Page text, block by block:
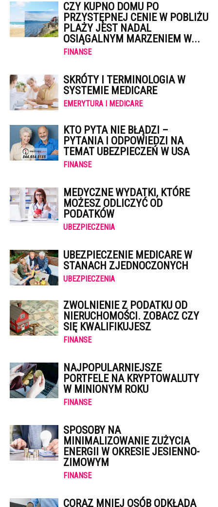
CZY KUPNO DOMU PO
PRZYSTĘPNEJ CENIE W POBLIŻU
PLAŻY JEST NADAL
OSIĄGALNYM MARZENIEM W...
FINANSE
SKRÓTY I TERMINOLOGIA W
SYSTEMIE MEDICARE
EMERYTURA I MEDICARE
KTO PYTA NIE BŁĄDZI –
PYTANIA I ODPOWIEDZI NA
TEMAT UBEZPIECZEŃ W USA
FINANSE
MEDYCZNE WYDATKI, KTÓRE
MOŻESZ ODLICZYĆ OD
PODATKÓW
UBEZPIECZENIA
UBEZPIECZENIE MEDICARE W
STANACH ZJEDNOCZONYCH
UBEZPIECZENIA
ZWOLNIENIE Z PODATKU OD
NIERUCHOMOŚCI. ZOBACZ CZY
SIĘ KWALIFIKUJESZ
FINANSE
NAJPOPULARNIEJSZE
PORTFELE NA KRYPTOWALUTY
W MINIONYM ROKU
FINANSE
SPOSOBY NA
MINIMALIZOWANIE ZUŻYCIA
ENERGII W OKRESIE JESIENNO-
ZIMOWYM
FINANSE
CORAZ MNIEJ OSÓB ODKŁADA